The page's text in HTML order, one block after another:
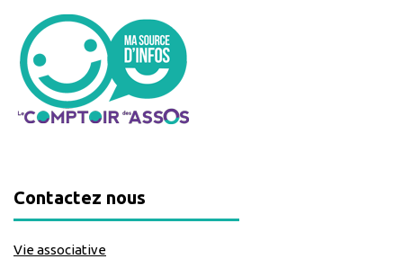
Contactez nous
Vie associative